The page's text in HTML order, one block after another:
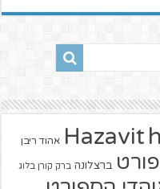
Hazavit אהוד ריבן
ברצלונה ברק קורן בלוג